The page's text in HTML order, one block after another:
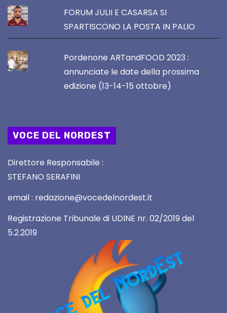
FORUM JULII E CASARSA SI
SPARTISCONO LA POSTA IN PALIO
Pordenone ARTandFOOD 2023 :
annunciate le date della prossima
edizione (13-14-15 ottobre)
VOCE DEL NORDEST
Direttore Responsabile :
STEFANO SERAFINI
email : redazione@vocedelnordest.it
Registrazione Tribunale di UDINE nr. 02/2019 del
5.2.2019